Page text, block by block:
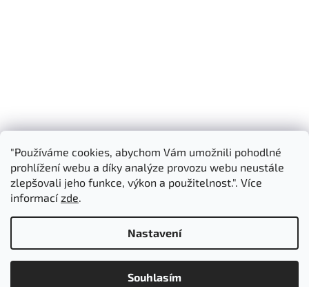
"Používáme cookies, abychom Vám umožnili pohodlné
prohlížení webu a díky analýze provozu webu neustále
zlepšovali jeho funkce, výkon a použitelnost.". Více
informacízde.
Nastavení
Souhlasím
Shoptet.cz 3D Manufaktura s.r.o.
Upravit nastavení cookies